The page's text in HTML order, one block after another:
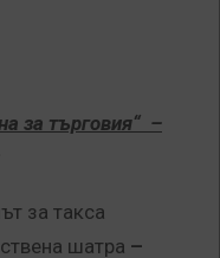
за търговия“ –
за такса
шатра –